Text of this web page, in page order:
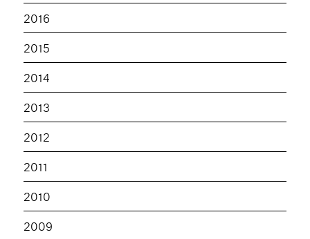
2016
2015
2014
2013
2012
2011
2010
2009